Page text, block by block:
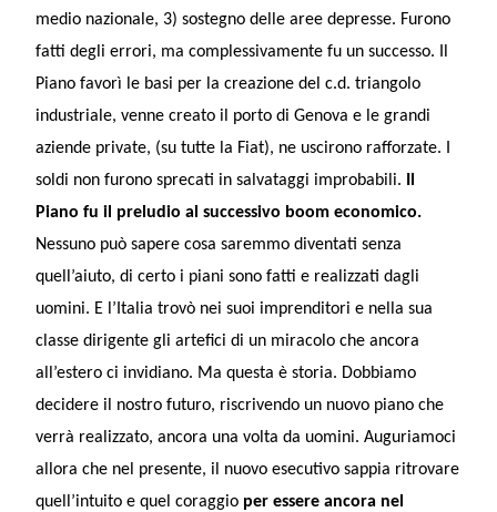
medio nazionale, 3) sostegno delle aree depresse. Furono
fatti degli errori, ma complessivamente fu un successo. Il
Piano favorì le basi per la creazione del c.d. triangolo
industriale, venne creato il porto di Genova e le grandi
aziende private, (su tutte la Fiat), ne uscirono rafforzate. I
soldi non furono sprecati in salvataggi improbabili.
Piano fu il preludio al successivo boom economico.
Nessuno può sapere cosa saremmo diventati senza
quell’aiuto, di certo i piani sono fatti e realizzati dagli
uomini. E l’Italia trovò nei suoi imprenditori e nella sua
classe dirigente gli artefici di un miracolo che ancora
all’estero ci invidiano. Ma questa è storia. Dobbiamo
decidere il nostro futuro, riscrivendo un nuovo piano che
verrà realizzato, ancora una volta da uomini. Auguriamoci
allora che nel presente, il nuovo esecutivo sappia ritrovare
quell’intuito e quel coraggio per essere ancora nel